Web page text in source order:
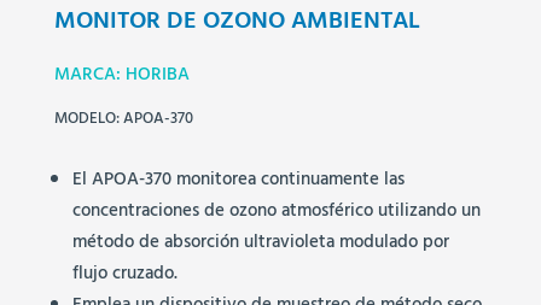
MONITOR DE OZONO AMBIENTAL
MARCA: HORIBA
MODELO: APOA-370
El APOA-370 monitorea continuamente las
concentraciones de ozono atmosférico utilizando un
método de absorción ultravioleta modulado por
flujo cruzado.